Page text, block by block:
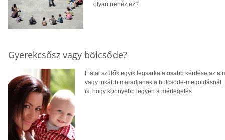
olyan nehéz ez?
Gyerekcsősz vagy bölcsőde?
Fiatal szülők egyik legsarkalatosabb kérdése az
vagy inkább maradjanak a bölcsöde-
is, hogy könnyebb legyen a mérlegelés